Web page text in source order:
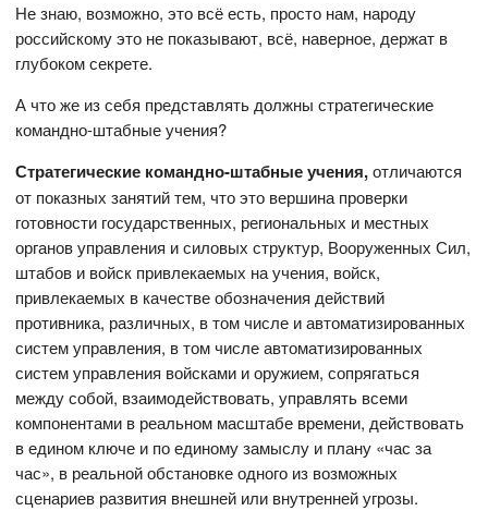
Не знаю, возможно, это всё есть, просто нам, народу
российскому это не показывают, всё, наверное, держат в
глубоком секрете.
А что же из себя представлять должны стратегические
командно-штабные учения?
Стратегические командно-штабные учения,отличаются
от показных занятий тем, что это вершина проверки
готовности государственных, региональных и местных
органов управления и силовых структур, Вооруженных Сил,
штабов и войск привлекаемых на учения, войск,
привлекаемых в качестве обозначения действий
противника, различных, в том числе и автоматизированных
систем управления, в том числе автоматизированных
систем управления войсками и оружием, сопрягаться
между собой, взаимодействовать, управлять всеми
компонентами в реальном масштабе времени, действовать
в едином ключе и по единому замыслу и плану «час за
час», в реальной обстановке одного из возможных
сценариев развития внешней или внутренней угрозы.